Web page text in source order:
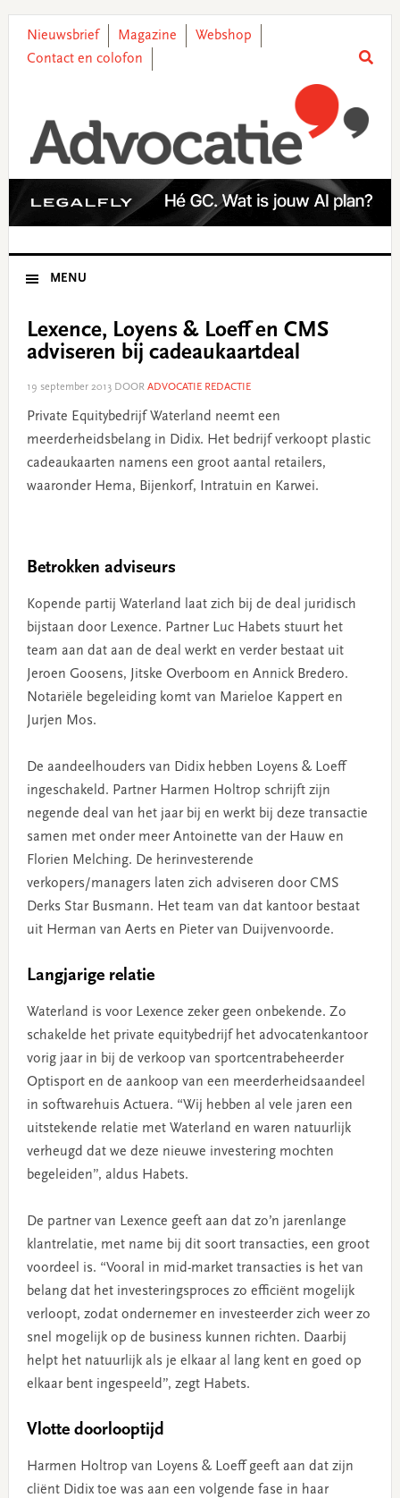
primary
main
primary
footer
Nieuwsbrief Magazine
Webshop
Contact en colofon
MENU
Lexence, Loyens & Loeff en CMS
adviseren bij cadeaukaartdeal
19 september 2013DOOR ADVOCATIE REDACTIE
Private Equitybedrijf Waterland neemt een
meerderheidsbelang in Didix. Het bedrijf verkoopt plastic
cadeaukaarten namens een groot aantal retailers,
waaronder Hema, Bijenkorf, Intratuin en Karwei.
Betrokken adviseurs
Kopende partij Waterland laat zich bij de deal juridisch
bijstaan door Lexence. Partner Luc Habets stuurt het
team aan dat aan de deal werkt en verder bestaat uit
Jeroen Goosens, Jitske Overboom en Annick Bredero.
Notariële begeleiding komt van Marieloe Kappert en
Jurjen Mos.
De aandeelhouders van Didix hebben Loyens & Loeff
ingeschakeld. Partner Harmen Holtrop schrijft zijn
negende deal van het jaar bij en werkt bij deze transactie
samen met onder meer Antoinette van der Hauw en
Florien Melching. De herinvesterende
verkopers/managers laten zich adviseren door CMS
Derks Star Busmann. Het team van dat kantoor bestaat
uit Herman van Aerts en Pieter van Duijvenvoorde.
Langjarige relatie
Waterland is voor Lexence zeker geen onbekende. Zo
schakelde het private equitybedrijf het advocatenkantoor
vorig jaar in bij de verkoop van sportcentrabeheerder
Optisport en de aankoop van een meerderheidsaandeel
in softwarehuis Actuera. “Wij hebben al vele jaren een
uitstekende relatie met Waterland en waren natuurlijk
verheugd dat we deze nieuwe investering mochten
begeleiden”, aldus Habets.
De partner van Lexence geeft aan dat zo’n jarenlange
klantrelatie, met name bij dit soort transacties, een groot
voordeel is. “Vooral in mid-market transacties is het van
belang dat het investeringsproces zo efficiënt mogelijk
verloopt, zodat ondernemer en investeerder zich weer zo
snel mogelijk op de business kunnen richten. Daarbij
helpt het natuurlijk als je elkaar al lang kent en goed op
elkaar bent ingespeeld”, zegt Habets.
Vlotte doorlooptijd
Harmen Holtrop van Loyens & Loeff geeft aan dat zijn
cliënt Didix toe was aan een volgende fase in haar